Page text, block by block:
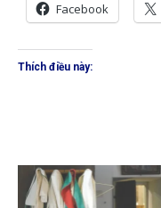
Facebook
Thích điều này: